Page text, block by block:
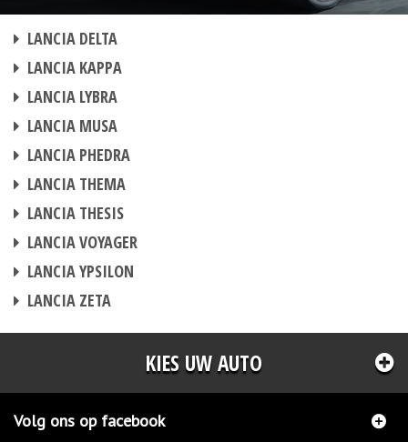
LANCIA DELTA
LANCIA KAPPA
LANCIA LYBRA
LANCIA MUSA
LANCIA PHEDRA
LANCIA THEMA
LANCIA THESIS
LANCIA VOYAGER
LANCIA YPSILON
LANCIA ZETA
KIES UW AUTO
Volg ons op facebook